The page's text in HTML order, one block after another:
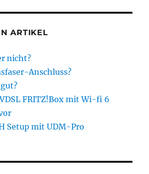
ARTIKEL
nicht?
Anschluss?
FRITZ!Box mit Wi-fi 6
Setup mit UDM-Pro